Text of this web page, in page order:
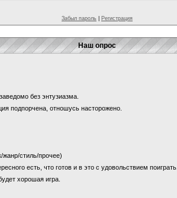
Забыл пароль Регистрация
Наш опрос
без энтузиазма.
подпорчена, отношусь насторожено.
жанр/стиль/прочее)
есть, что готов и в это с удовольствием поиграть.
хорошая игра.